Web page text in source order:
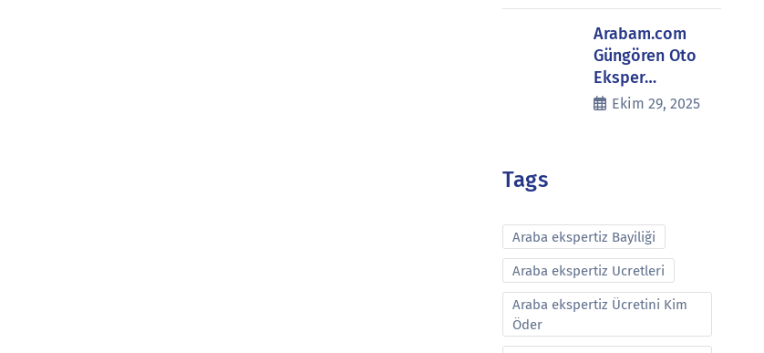
Arabam.com
Güngören Oto
Eksper…
Ekim 29, 2025
Tags
Araba ekspertiz Bayiliği
Araba ekspertiz Ucretleri
Araba ekspertiz Ücretini Kim
Öder